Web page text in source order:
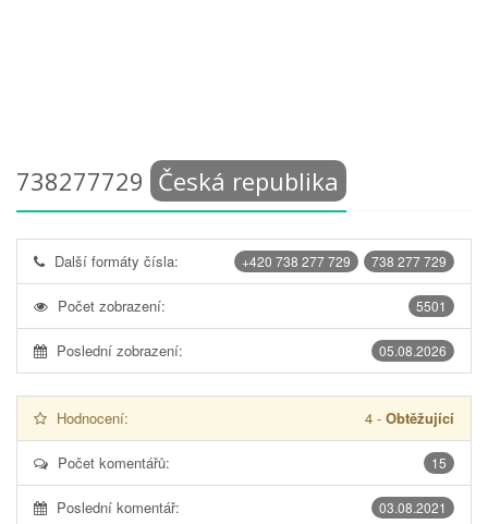
738277729 Česká republika
738 277 729
+420 738 277 729
Další formáty čísla:
5501
Počet zobrazení:
05.08.2026
Poslední zobrazení:
Hodnocení: 4 - Obtěžující
15
Počet komentářů:
03.08.2021
Poslední komentář: